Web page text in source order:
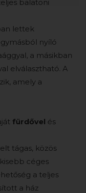
balatoni
lettek
nyíló
a másikban
elválasztható. A
amely a
fürdővel és
tágas, közös
céges
a teljes
a ház